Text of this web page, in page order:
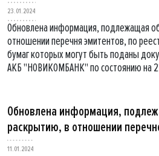
23.01.2024
Обновлена информация, подлежащая
отношении перечня эмитентов, по
бумаг которых могут быть поданы
АКБ "НОВИКОМБАНК" по состоянию на
Обновлена информация,
раскрытию, в отношении
11.01.2024